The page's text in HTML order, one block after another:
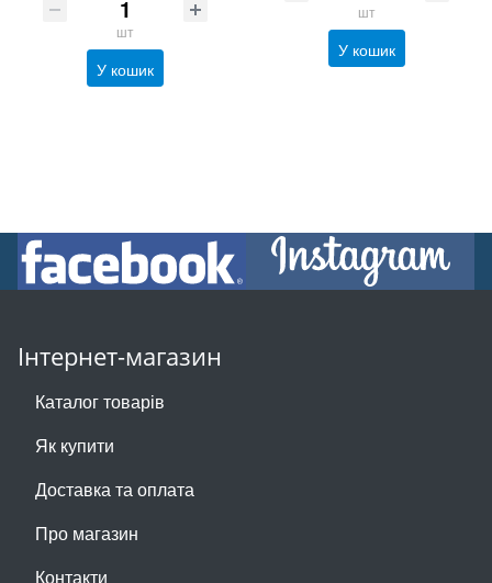
шт
У кошик
шт
У кошик
Інтернет-магазин
Каталог товарів
Як купити
Доставка та оплата
Про магазин
Контакти